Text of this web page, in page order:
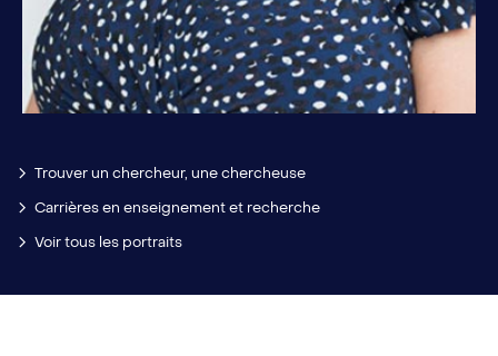
Trouver un chercheur, une chercheuse
Carrières en enseignement et recherche
Voir tous les portraits